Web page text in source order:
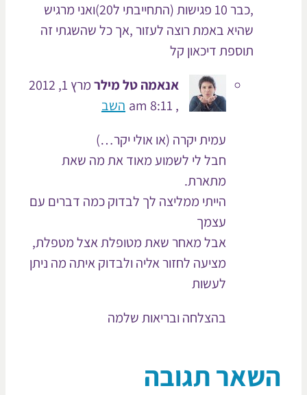
,כבר 10 פגישות (התחייבתי ל20)ואני מרגיש
שהיא באמת רוצה לעזור ,אך כל שהשגתי זה
תוספת דיכאון קל
אנאמה טל מילר
מרץ 1, 2012
, 8:11 am
השב
עמית יקרה (או אולי יקר…)
חבל לי לשמוע מאוד את מה שאת
מתארת.
הייתי ממליצה לך לבדוק כמה דברים עם
אבל מאחר שאת מטופלת אצל מטפלת,
מציעה לחזור אליה ולבדוק איתה מה ניתן
בהצלחה ובריאות שלמה
תגובה